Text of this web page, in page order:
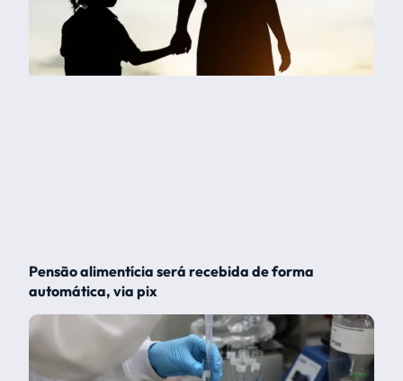
Pensão alimentícia será recebida de forma
automática, via pix